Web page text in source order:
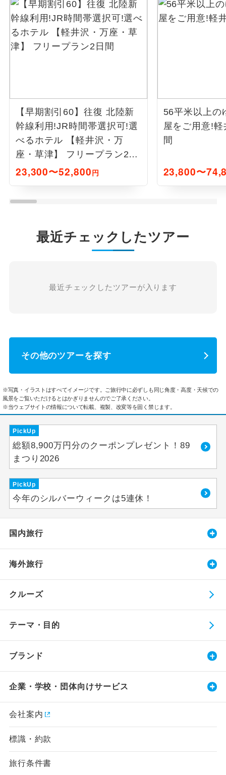
【早期割引60】往復 北陸新
幹線利用!JR時間帯選択可!選
べるホテル 【軽井沢・万
座・草津】 フリープラン2日
間
23,300〜52,800円
56平米以上の
屋をご用意!
間
23,800〜
最近チェックしたツアー
最近チェックしたツアーが入ります
その他のツアーを探す
※写真・イラストはすべてイメージです。ご旅行中に必ずしも同じ角度・高度・天候での
風景をご覧いただけるとはかぎりませんのでご了承ください。
※当ウェブサイトの情報について転載、複製、改変等を固く禁じます。
PickUp
総額8,900万円分のクーポンプレゼント！89
まつり2026
PickUp
今年のシルバーウィークは5連休！
国内旅行
海外旅行
クルーズ
テーマ・目的
ブランド
企業・学校・団体向けサービス
会社案内
標識・約款
旅行条件書